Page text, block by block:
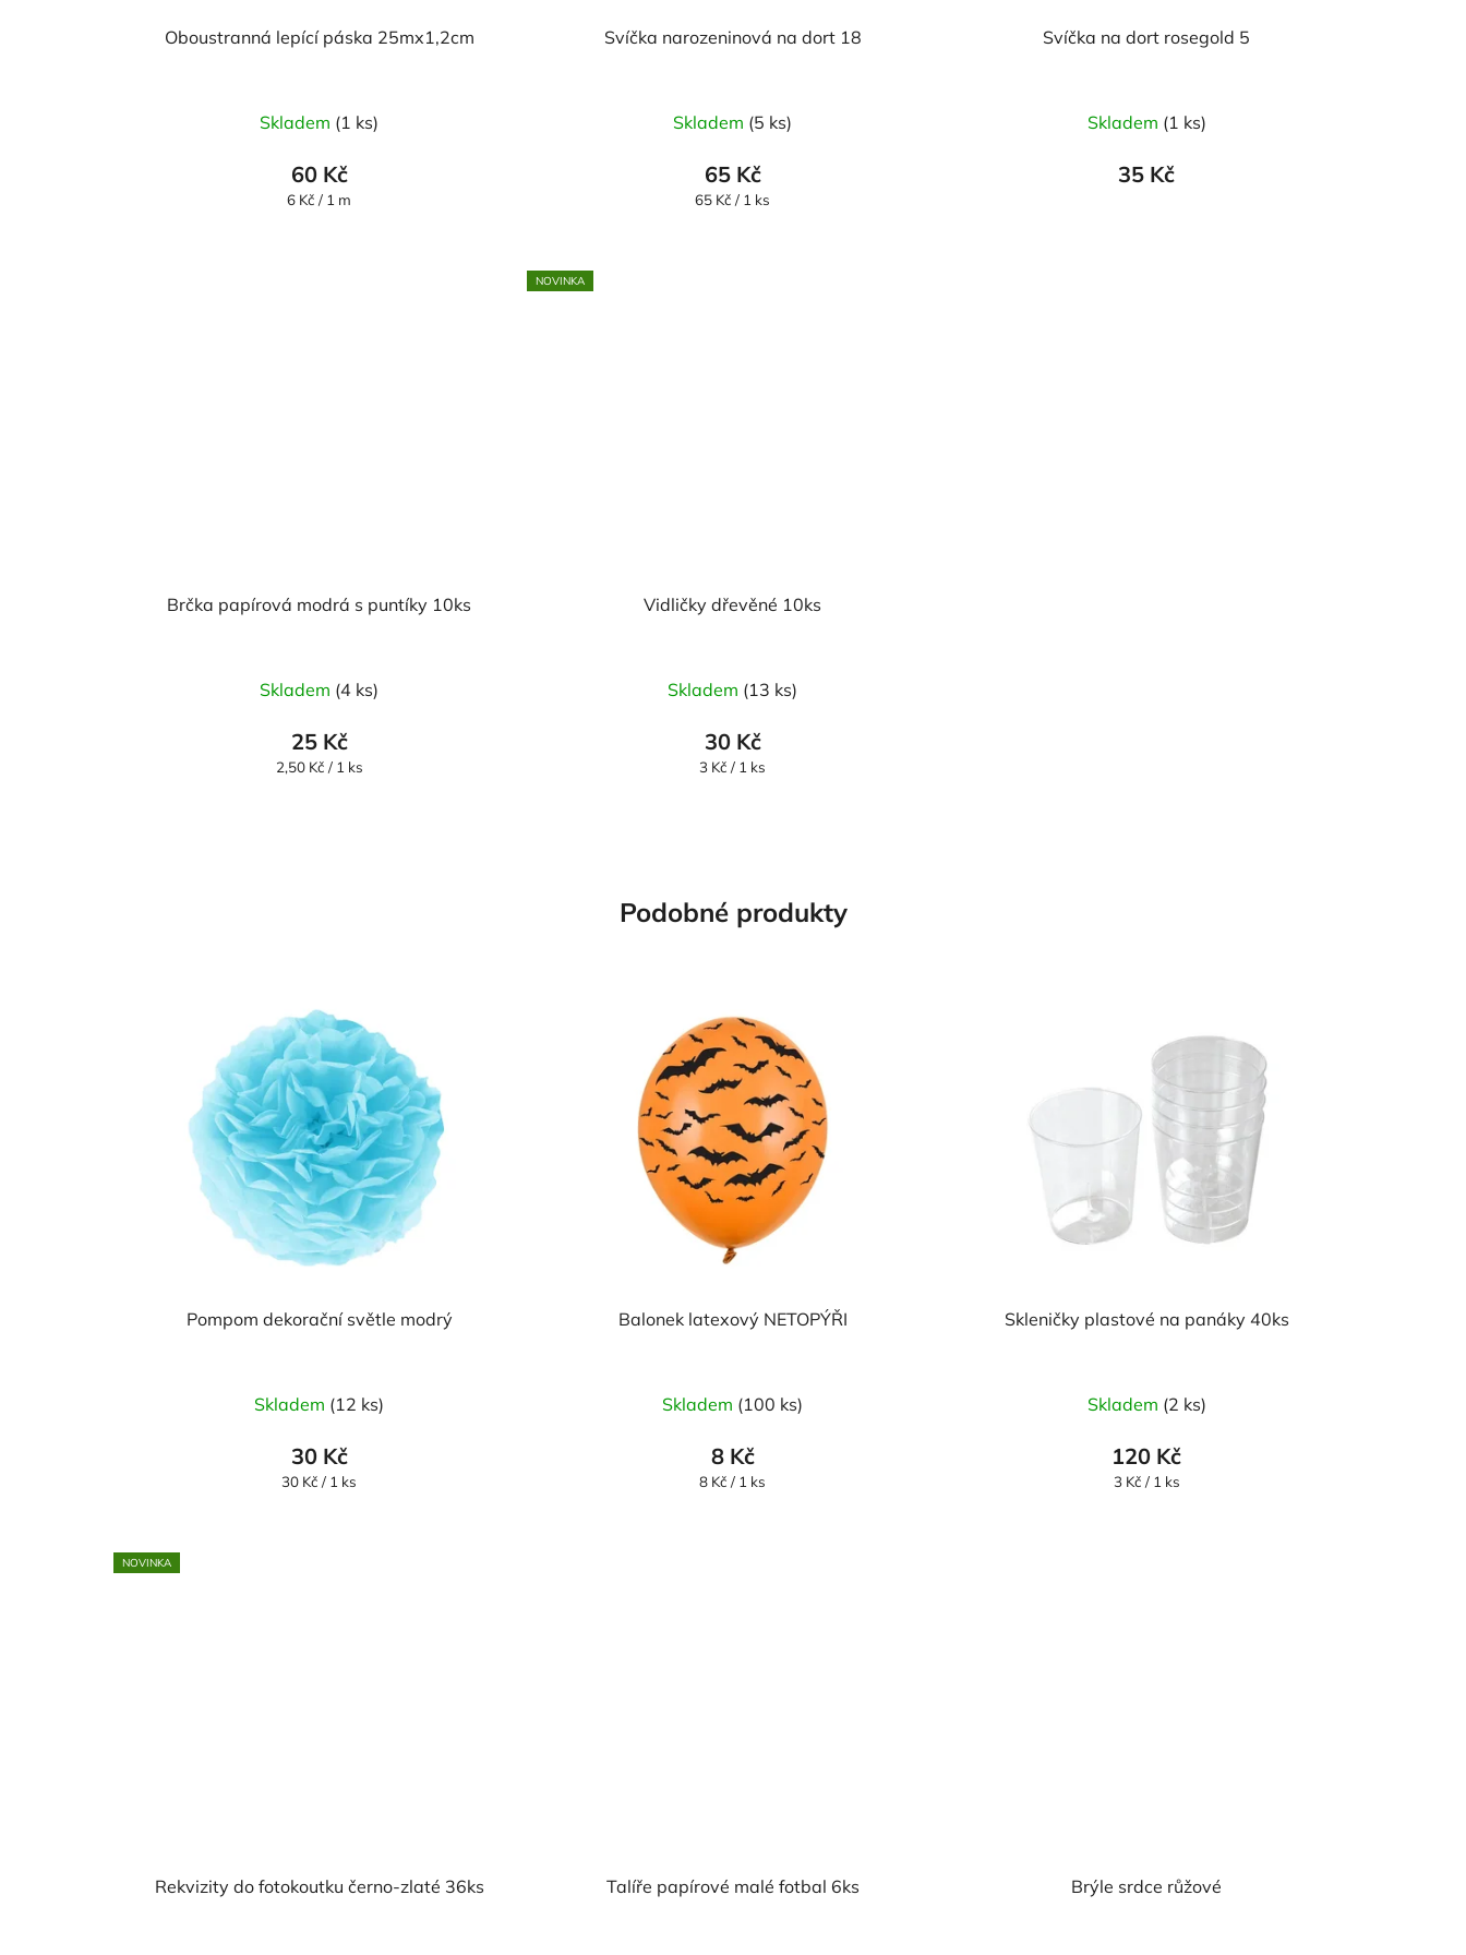
Oboustranná lepící páska 25mx1,2cm
Skladem (1 ks)
60 Kč
Měrná
6 Kč / 1 m
Svíčka narozeninová na dort 18
Skladem (5 ks)
65 Kč
Měrná
65 Kč / 1 ks
Svíčka na dort rosegold 5
Skladem (1 ks)
35 Kč
Brčka papírová modrá s puntíky 10ks
Skladem (4 ks)
25 Kč
Měrná
2,50 Kč / 1 ks
NOVINKA
Vidličky dřevěné 10ks
Skladem (13 ks)
30 Kč
Měrná
3 Kč / 1 ks
Podobné produkty
Pompom dekorační světle modrý
Skladem (12 ks)
30 Kč
Měrná
30 Kč / 1 ks
Balonek latexový NETOPÝŘI
Skladem (100 ks)
8 Kč
Měrná
8 Kč / 1 ks
Skleničky plastové na panáky 40ks
Skladem (2 ks)
120 Kč
Měrná
3 Kč / 1 ks
NOVINKA
Rekvizity do fotokoutku černo-zlaté 36ks Talíře papírové malé fotbal 6ks Brýle srdce růžové